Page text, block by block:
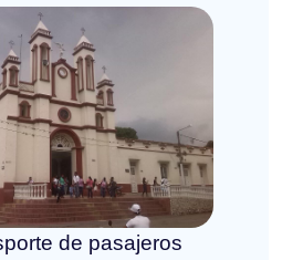
de pasajeros